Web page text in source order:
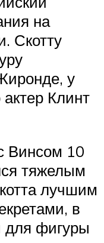
на
Скотту
у
актер Клинт
Винсом 10
тяжелым
лучшим
в
для фигуры